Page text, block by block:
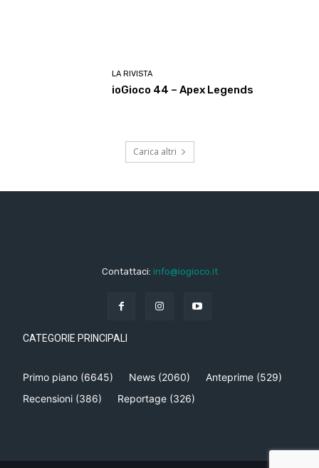
LA RIVISTA
ioGioco 44 – Apex Legends
Carica altri
Contattaci: info@iogioco.it
CATEGORIE PRINCIPALI
Primo piano (6645) News (2060) Anteprime (529)
Recensioni (386) Reportage (326)